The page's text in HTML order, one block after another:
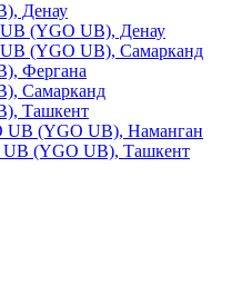
Денау
(YGO UB), Денау
(YGO UB), Самарканд
Фергана
Самарканд
Ташкент
UB (YGO UB), Наманган
(YGO UB), Ташкент